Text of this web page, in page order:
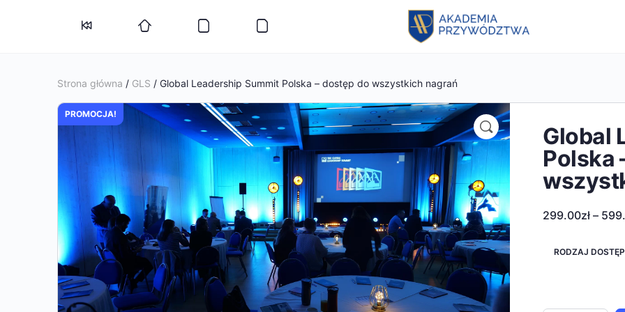
Strona główna / GLS / Global Leadership Summit Polska – dostęp do wszystkich nagrań
PROMOCJA!
Global
Polska
299.00zł –
RODZAJ